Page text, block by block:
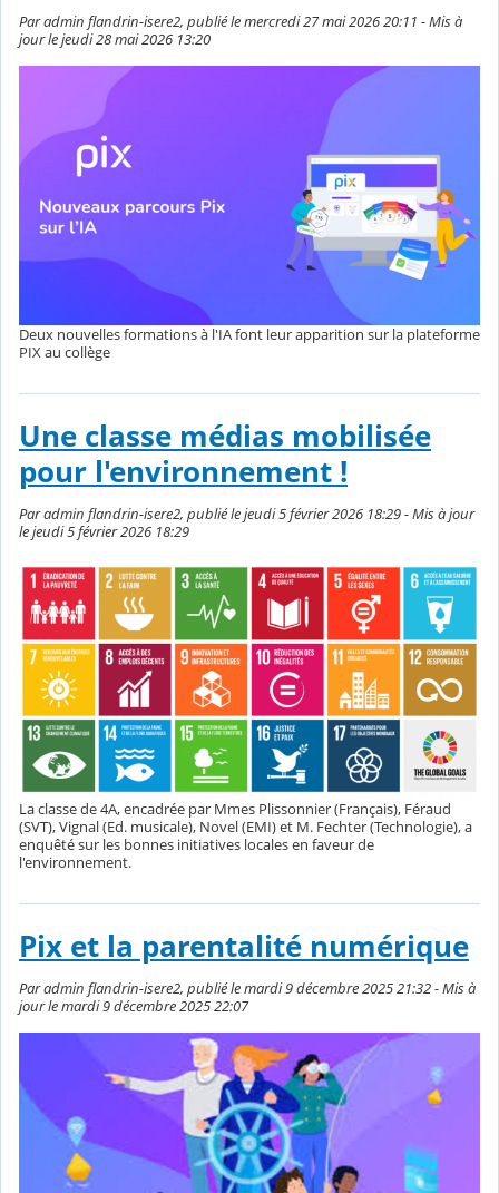
Par admin flandrin-isere2, publié le mercredi 27 mai 2026 20:11 - Mis à
jour le jeudi 28 mai 2026 13:20
Deux nouvelles formations à l'IA font leur apparition sur la plateforme
PIX au collège
Une classe médias mobilisée
pour l'environnement !
Par admin flandrin-isere2, publié le jeudi 5 février 2026 18:29 - Mis à jour
le jeudi 5 février 2026 18:29
La classe de 4A, encadrée par Mmes Plissonnier (Français), Féraud
(SVT), Vignal (Ed. musicale), Novel (EMI) et M. Fechter (Technologie), a
enquêté sur les bonnes initiatives locales en faveur de
l'environnement.
Pix et la parentalité numérique
Par admin flandrin-isere2, publié le mardi 9 décembre 2025 21:32 - Mis à
jour le mardi 9 décembre 2025 22:07